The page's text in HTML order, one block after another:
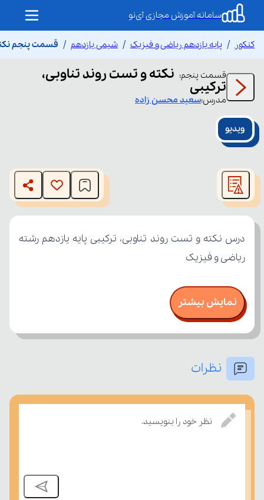
سامانه آموزش مجازی آی‌نو
کنکور پایه یازدهم ریاضی و فیزیک شیمی یازدهم قسمت پنجم
قسمت پنجم: نکته و تست روند تناوبی،
ترکیبی
مدرس:سعیدمحسن زاده
ویدیو
modal
window.
The media could not be loaded, either because the server
or network failed or because the format is not supported.
ریاضی و فیزیک
نمایش بیشتر
نظرات
نظر خود را بنویسید.